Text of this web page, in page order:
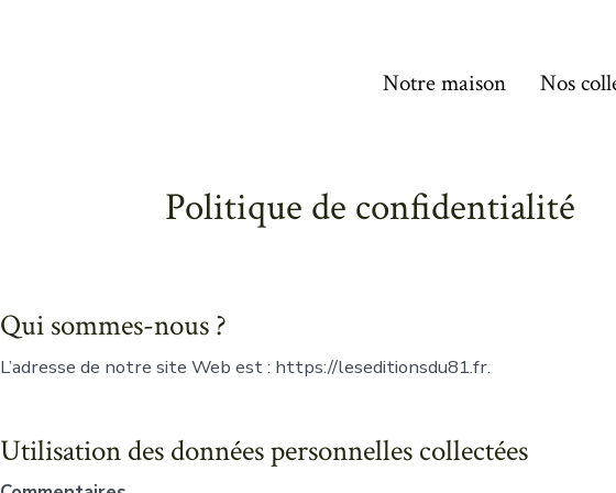
Notre maison Nos
Politique de confidentialité
Qui sommes-nous ?
L’adresse de notre site Web est : https://leseditionsdu81.fr.
Utilisation des données personnelles collectées